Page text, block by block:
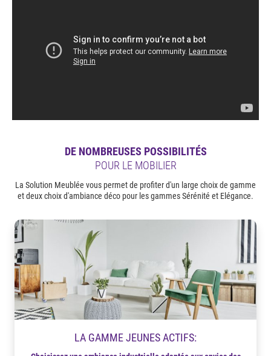
DE NOMBREUSES POSSIBILITÉS
POUR LE MOBILIER
La Solution Meublée vous permet de profiter d'un large choix de gamme
et deux choix d'ambiance déco pour les gammes Sérénité et Elégance.
LA GAMME JEUNES ACTIFS: